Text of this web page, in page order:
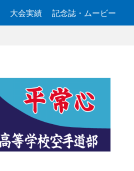
大会実績 記念誌・ムービー